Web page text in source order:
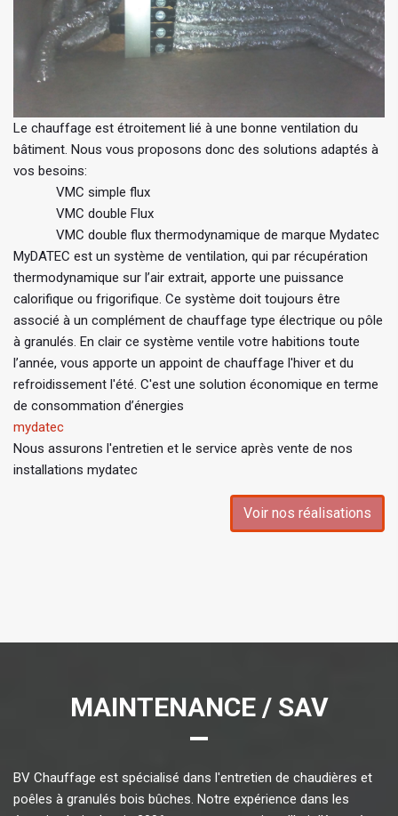
Le chauffage est étroitement lié à une bonne ventilation du
bâtiment. Nous vous proposons donc des solutions adaptés à
vos besoins:
VMC simple flux
VMC double Flux
VMC double flux thermodynamique de marque Mydatec
MyDATEC est un système de ventilation, qui par récupération
thermodynamique sur l’air extrait, apporte une puissance
calorifique ou frigorifique. Ce système doit toujours être
associé à un complément de chauffage type électrique ou pôle
à granulés. En clair ce système ventile votre habitions toute
l’année, vous apporte un appoint de chauffage l'hiver et du
refroidissement l'été. C'est une solution économique en terme
de consommation d’énergies
mydatec
Nous assurons l'entretien et le service après vente de nos
installations mydatec
Voir nos réalisations
MAINTENANCE / SAV
BV Chauffage est spécialisé dans l'entretien de chaudières et
poêles à granulés bois bûches. Notre expérience dans les